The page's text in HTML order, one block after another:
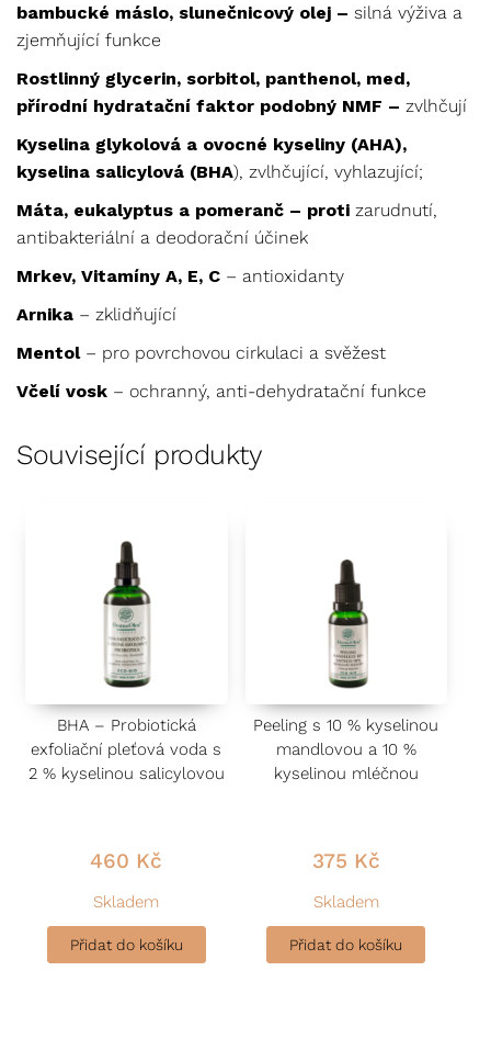
bambucké máslo, slunečnicový olej – silná výživa a
zjemňující funkce
Rostlinný glycerin, sorbitol, panthenol, med,
přírodní hydratační faktor podobný NMF – zvlhčují
Kyselina glykolová a ovocné kyseliny (AHA),
kyselina salicylová (BHA), zvlhčující, vyhlazující;
Máta, eukalyptus a pomeranč – proti zarudnutí,
antibakteriální a deodorační účinek
Mrkev, Vitamíny A, E, C – antioxidanty
Arnika – zklidňující
Mentol– pro povrchovou cirkulaci a svěžest
Včelí vosk – ochranný, anti-dehydratační funkce
Související produkty
BHA – Probiotická
exfoliační pleťová voda s
2 % kyselinou salicylovou
460 Kč
Skladem
Přidat do košíku
Peeling s 10 % kyselinou
mandlovou a 10 %
kyselinou mléčnou
375 Kč
Skladem
Přidat do košíku